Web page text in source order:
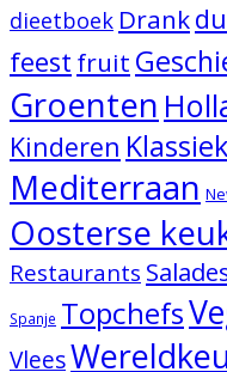
dieetboek Drank
feest fruit
Groenten
Kinderen
Mediterraan
Oosterse
Restaurants
Spanje Topchefs
Vlees